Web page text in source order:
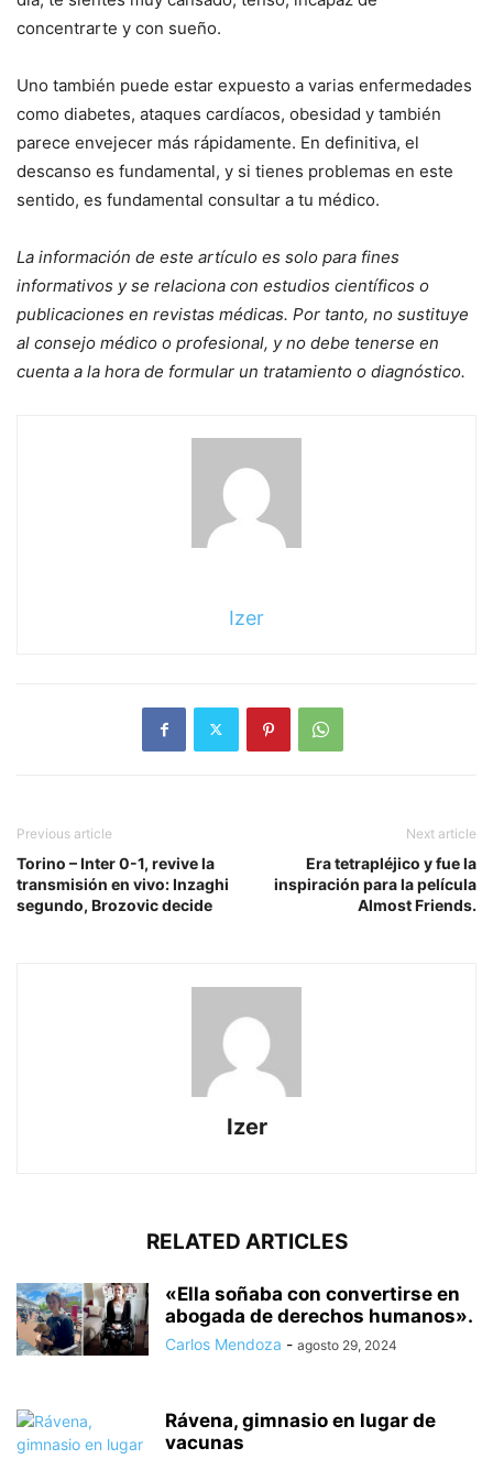
concentrarte y con sueño.
Uno también puede estar expuesto a varias enfermedades
como diabetes, ataques cardíacos, obesidad y también
parece envejecer más rápidamente. En definitiva, el
descanso es fundamental, y si tienes problemas en este
sentido, es fundamental consultar a tu médico.
La información de este artículo es solo para fines
informativos y se relaciona con estudios científicos o
publicaciones en revistas médicas. Por tanto, no sustituye
al consejo médico o profesional, y no debe tenerse en
cuenta a la hora de formular un tratamiento o diagnóstico.
Izer
Previous article
Torino – Inter 0-1, revive la
transmisión en vivo: Inzaghi
segundo, Brozovic decide
Next article
Era tetrapléjico y fue la
inspiración para la película
Almost Friends.
Izer
RELATED ARTICLES
«Ella soñaba con convertirse en
abogada de derechos humanos».
Carlos Mendoza - agosto 29, 2024
Rávena, gimnasio en lugar de
vacunas